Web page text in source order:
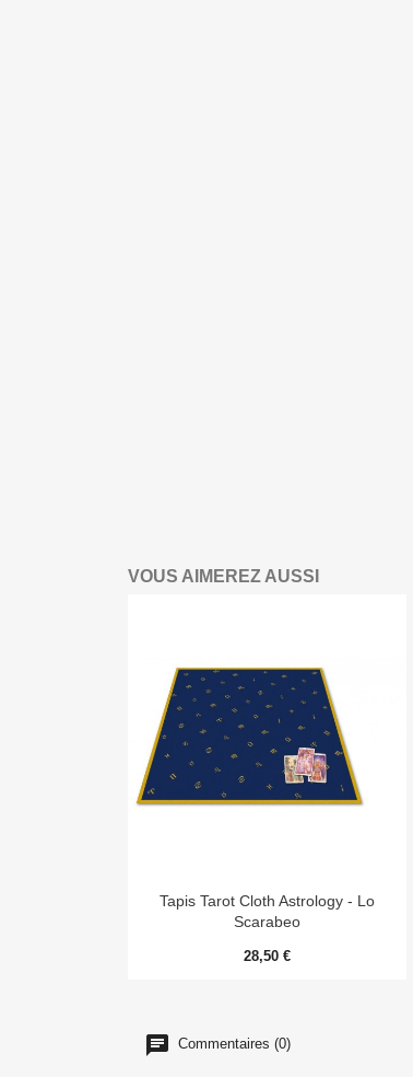
VOUS AIMEREZ AUSSI
Aperçu rapide
Tapis Tarot Cloth Astrology - Lo
Scarabeo
28,50 €
Commentaires (0)